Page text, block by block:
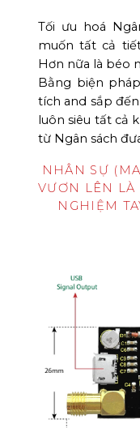
Tối ưu hoá
muốn tất cả
Hơn nữa là béo
Bằng biện
tích and sắp
luôn siêu tất cả
từ Ngân sách
NHÂN SỰ
VƯƠN LÊN
NGHIỆM